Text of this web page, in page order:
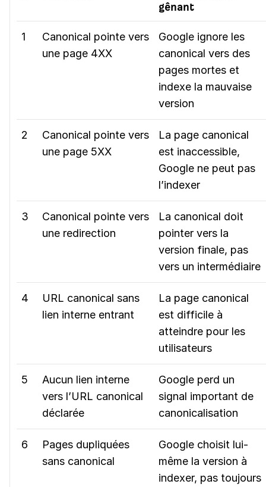
gênant
1
Canonical pointe vers
une page 4XX
Google ignore les
canonical vers des
pages mortes et
indexe la mauvaise
version
2
Canonical pointe vers
une page 5XX
La page canonical
est inaccessible,
Google ne peut pas
l’indexer
3
Canonical pointe vers
une redirection
La canonical doit
pointer vers la
version finale, pas
vers un intermédiaire
4
URL canonical sans
lien interne entrant
La page canonical
est difficile à
atteindre pour les
utilisateurs
5
Aucun lien interne
vers l’URL canonical
déclarée
Google perd un
signal important de
canonicalisation
6
Pages dupliquées
sans canonical
Google choisit lui-
même la version à
indexer, pas toujours